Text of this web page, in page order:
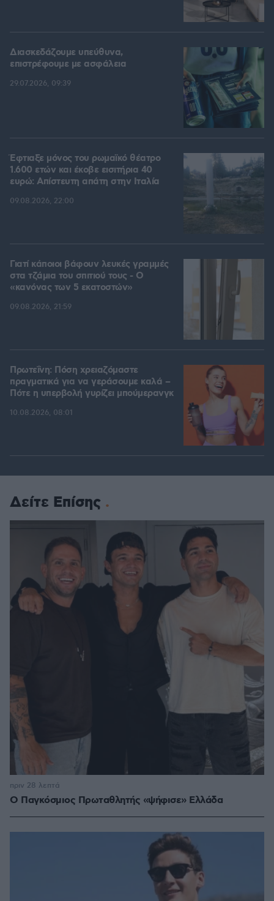
Διασκεδάζουμε υπεύθυνα,
επιστρέφουμε με ασφάλεια
29.07.2026, 09:39
Έφτιαξε μόνος του ρωμαϊκό θέατρο
1.600 ετών και έκοβε εισιτήρια 40
ευρώ: Απίστευτη απάτη στην Ιταλία
09.08.2026, 22:00
Γιατί κάποιοι βάφουν λευκές γραμμές
στα τζάμια του σπιτιού τους - Ο
«κανόνας των 5 εκατοστών»
09.08.2026, 21:59
Πρωτεΐνη: Πόση χρειαζόμαστε
πραγματικά για να γεράσουμε καλά –
Πότε η υπερβολή γυρίζει μπούμερανγκ
10.08.2026, 08:01
Δείτε Επίσης
Ο Παγκόσμιος Πρωταθλητής «ψήφισε» Ελλάδα
πριν 28 λεπτά